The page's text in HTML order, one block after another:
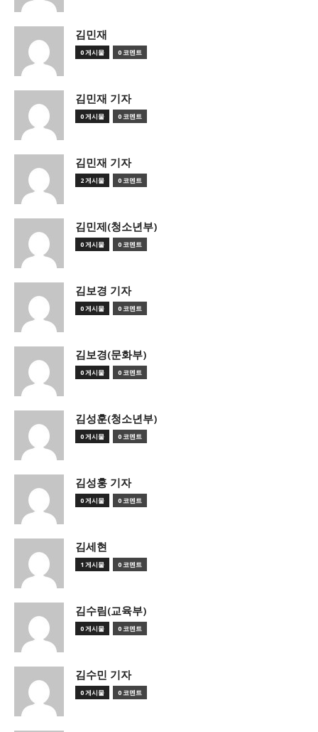
김민재
0 게시물 0 코멘트
김민재 기자
0 게시물 0 코멘트
김민재 기자
2 게시물 0 코멘트
김민제(청소년부)
0 게시물 0 코멘트
김보경 기자
0 게시물 0 코멘트
김보경(문화부)
0 게시물 0 코멘트
김성훈(청소년부)
0 게시물 0 코멘트
김성훙 기자
0 게시물 0 코멘트
김세현
1 게시물 0 코멘트
김수림(교육부)
0 게시물 0 코멘트
김수민 기자
0 게시물 0 코멘트